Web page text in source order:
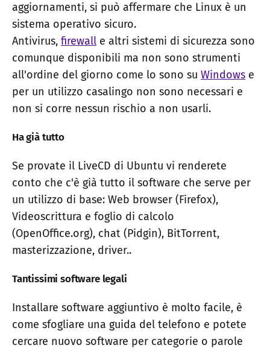
aggiornamenti, si può affermare che Linux è un
sistema operativo sicuro.
Antivirus, firewall e altri sistemi di sicurezza sono
comunque disponibili ma non sono strumenti
all'ordine del giorno come lo sono su Windows e
per un utilizzo casalingo non sono necessari e
non si corre nessun rischio a non usarli.
Ha già tutto
Se provate il LiveCD di Ubuntu vi renderete
conto che c'è già tutto il software che serve per
un utilizzo di base: Web browser (Firefox),
Videoscrittura e foglio di calcolo
(OpenOffice.org), chat (Pidgin), BitTorrent,
masterizzazione, driver..
Tantissimi software legali
Installare software aggiuntivo è molto facile, è
come sfogliare una guida del telefono e potete
cercare nuovo software per categorie o parole